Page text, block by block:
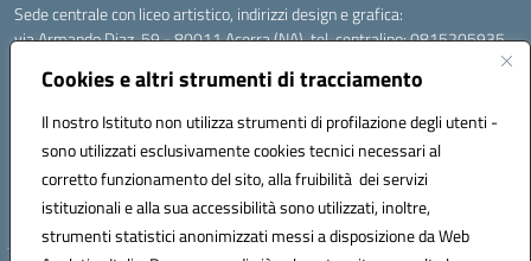
Cookies e altri strumenti di tracciamento
Il nostro Istituto non utilizza strumenti di profilazione degli utenti -
sono utilizzati esclusivamente cookies tecnici necessari al
corretto funzionamento del sito, alla fruibilità dei servizi
istituzionali e alla sua accessibilità sono utilizzati, inoltre,
strumenti statistici anonimizzati messi a disposizione da Web
Sede centrale con liceo artistico, indirizzi design e grafica:
via Armando Diaz, 59 - 80011 Acerra (NA), tel. centralino: 0815205935
via T. Campanella, 80011 Acerra (NA), tel/fax: 0818850905
Sede succursale con liceo musicale:
via S. Pellico, 80011 Acerra (NA), tel: 08119660921
Email: nais10900c@istruzione.it | PEC: nais10900c@pec.istruzione.it |
Nome Ufficio PA: Uff_eFatturaPA | Codice Univoco ufficio: UFOYYV |
C.Fisc: 93056740637